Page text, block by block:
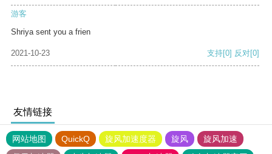
游客
Shriya sent you a frien
2021-10-23 支持[0] 反对[0]
友情链接
网站地图 QuickQ 旋风加速度器 旋风
旋风加速